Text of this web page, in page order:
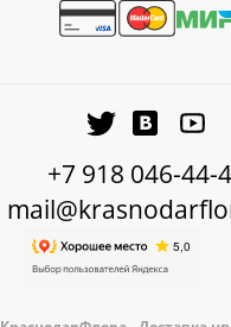
+7 918 046-44-